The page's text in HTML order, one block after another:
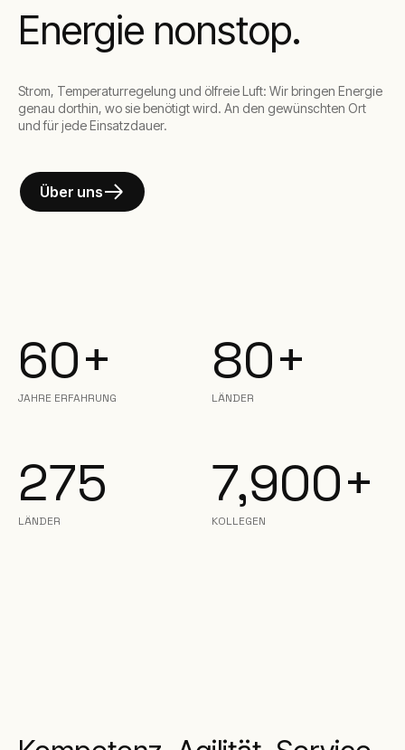
Energie nonstop.
Strom, Temperaturregelung und ölfreie Luft: Wir bringen Energie
genau dorthin, wo sie benötigt wird. An den gewünschten Ort
und für jede Einsatzdauer.
Über uns
60+
JAHRE ERFAHRUNG
80+
LÄNDER
275
LÄNDER
7,900+
KOLLEGEN